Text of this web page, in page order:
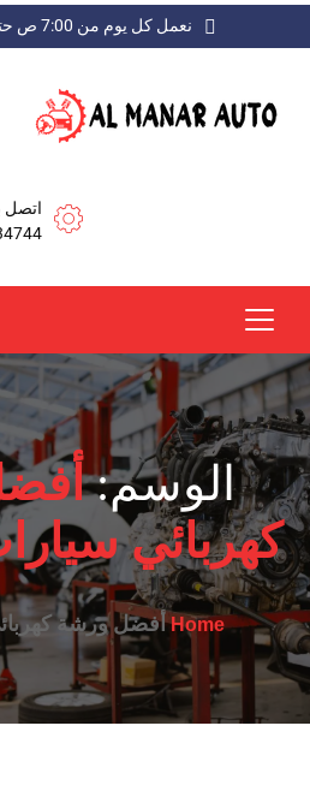
نعمل كل يوم من 7:00 ص حتى 9:00 م عدا الجمعة
اتصل
الوسم:
كهربائي
Homeأفضل ورشة